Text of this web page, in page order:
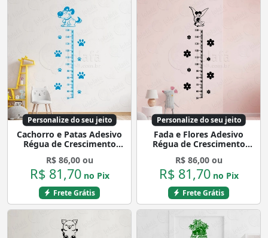
Personalize do seu jeito
Cachorro e Patas Adesivo
Régua de Crescimento
para Quarto, Porta e
Parede Mod:18
R$ 86,00 ou
R$ 81,70 no Pix
Frete Grátis
Personalize do seu jeito
Fada e Flores Adesivo
Régua de Crescimento
para Quarto, Porta e
Parede Mod:225
R$ 86,00 ou
R$ 81,70 no Pix
Frete Grátis